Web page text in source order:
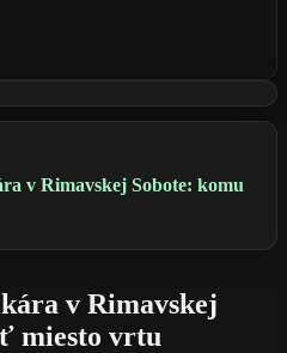
v Rimavskej Sobote: komu
v Rimavskej
miesto vrtu